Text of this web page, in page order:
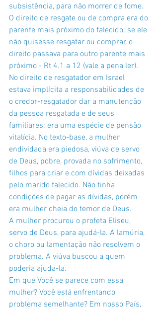
subsistência, para não morrer de fome.
O direito de resgate ou de compra era do
parente mais próximo do falecido; se ele
não quisesse resgatar ou comprar, o
direito passava para outro parente mais
próximo - Rt 4.1 a 12 (vale a pena ler).
No direito de resgatador em Israel
estava implícita a responsabilidades de
o credor-resgatador dar a manutenção
da pessoa resgatada e de seus
familiares; era uma espécie de pensão
vitalícia. No texto-base, a mulher
endividada era piedosa, viúva de servo
de Deus, pobre, provada no sofrimento,
filhos para criar e com dívidas deixadas
pelo marido falecido. Não tinha
condições de pagar as dívidas, porém
era mulher cheia do temor de Deus.
A mulher procurou o profeta Eliseu,
servo de Deus, para ajudá-la. A lamúria,
o choro ou lamentação não resolvem o
problema. A viúva buscou a quem
poderia ajuda-la.
Em que Você se parece com essa
mulher? Você está enfrentando
problema semelhante? Em nosso País,